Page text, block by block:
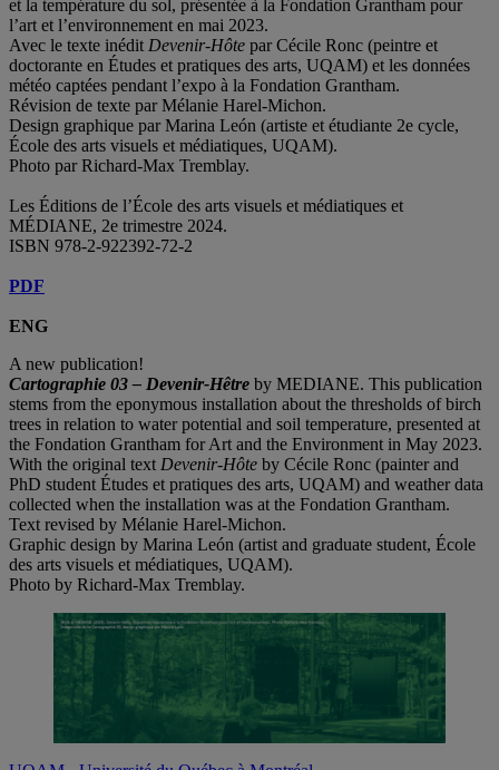
et la température du sol, présentée à la Fondation Grantham pour
l’art et l’environnement en mai 2023.
Avec le texte inéditDevenir-Hôte par Cécile Ronc (peintre et
doctorante en Études et pratiques des arts, UQAM) et les données
météo captées pendant l’expo à la Fondation Grantham.
Révision de texte par Mélanie Harel-Michon.
Design graphique par Marina León (artiste et étudiante 2e cycle,
École des arts visuels et médiatiques, UQAM).
Photo par Richard-Max Tremblay.
Les Éditions de l’École des arts visuels et médiatiques et
MÉDIANE, 2e trimestre 2024.
ISBN 978-2-922392-72-2
PDF
ENG
A new publication!
Cartographie 03 – Devenir-Hêtre by MEDIANE. This publication
stems from the eponymous installation about the thresholds of birch
trees in relation to water potential and soil temperature, presented at
the Fondation Grantham for Art and the Environment in May 2023.
With the original textDevenir-Hôte by Cécile Ronc (painter and
PhD student Études et pratiques des arts, UQAM) and weather data
collected when the installation was at the Fondation Grantham.
Text revised by Mélanie Harel-Michon.
Graphic design by Marina León (artist and graduate student, École
des arts visuels et médiatiques, UQAM).
Photo by Richard-Max Tremblay.